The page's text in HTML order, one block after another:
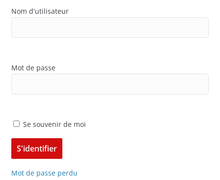
Nom d'utilisateur
Mot de passe
Se souvenir de moi
Mot de passe perdu